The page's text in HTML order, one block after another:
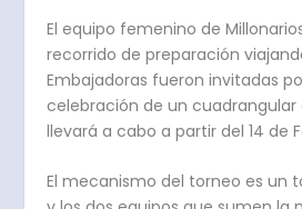
El equipo femenino de
recorrido de preparación
Embajadoras fueron invitadas
celebración de un cuadrangular
llevará a cabo a partir del 14 de
El mecanismo del torneo es un